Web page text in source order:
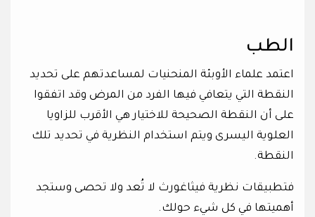
الطب
اعتمد علماء الأوبئة المنحنيات لمساعدتهم على تحديد
النقطة التي يتعافي فيها الفرد من المرض وقد اتفقوا
على أن النقطة الصحيحة للاختيار هي الأقرب للزاويا
العلوية اليسرى ويتم استخدام النظرية في تحديد تلك
النقطة.
فتطبيقات نظرية فيثاغورث لا تُعد ولا تحصى وستجد
أهميتها في كل شيء حولك.